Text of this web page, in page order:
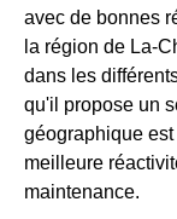
avec de bonnes
la région de La-
dans les
qu'il propose un
géographique
meilleure
maintenance.